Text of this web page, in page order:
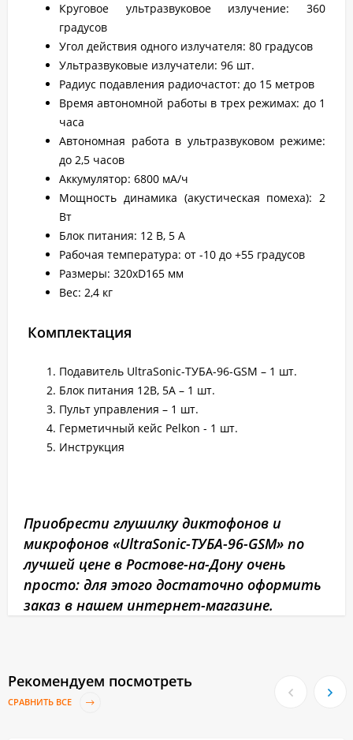
Круговое ультразвуковое излучение: 360
градусов
Угол действия одного излучателя: 80 градусов
Ультразвуковые излучатели: 96 шт.
Радиус подавления радиочастот: до 15 метров
Время автономной работы в трех режимах: до 1
часа
Автономная работа в ультразвуковом режиме:
до 2,5 часов
Аккумулятор: 6800 мА/ч
Мощность динамика (акустическая помеха): 2
Вт
Блок питания: 12 В, 5 А
Рабочая температура: от -10 до +55 градусов
Размеры: 320хD165 мм
Вес: 2,4 кг
Комплектация
Подавитель UltraSonic-ТУБА-96-GSM – 1 шт.
Блок питания 12В, 5А – 1 шт.
Пульт управления – 1 шт.
Герметичный кейс Pelkon - 1 шт.
Инструкция
Приобрести глушилку диктофонов и
микрофонов «UltraSonic-ТУБА-96-GSM» по
лучшей цене в Ростове-на-Дону очень
просто: для этого достаточно оформить
заказ в нашем интернет-магазине.
Рекомендуем посмотреть
СРАВНИТЬ ВСЕ